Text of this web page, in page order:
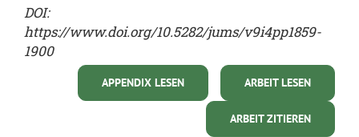
DOI:
https://www.doi.org/10.5282/jums/v9i4pp1859-
1900
ARBEIT LESEN
APPENDIX LESEN
ARBEIT ZITIEREN